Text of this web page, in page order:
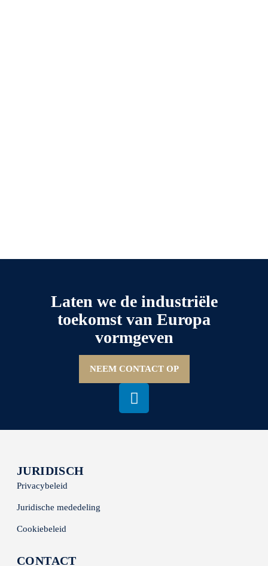
Laten we de industriële
toekomst van Europa
vormgeven
NEEM CONTACT OP
CONTACT
JURIDISCH
Privacybeleid
Juridische mededeling
Cookiebeleid